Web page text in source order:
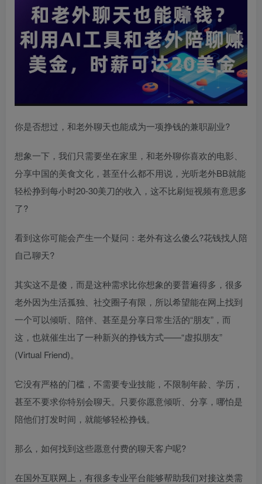
你是否想过，和老外聊天也能成为一项挣钱的兼职副业?
想象一下，我们只需要坐在家里，和老外聊你喜欢的电影、
分享中国的美食文化，甚至什么都不用说，光听老外BB就能
轻松挣到每小时20-30美刀的收入，这不比刷短视频有意思多
了?
看到这你可能会产生一个疑问：老外有这么傻么?花钱找人陪
自己聊天?
其实这不是傻，而是这种需求比你想象的要普遍得多，很多
老外因为生活孤独、社交圈子有限，所以希望能在网上找到
一个可以倾听、陪伴、甚至是分享日常生活的“朋友”，而
这，也就催生出了一种新兴的挣钱方式——“虚拟朋友”
(Virtual Friend)。
它没有严格的门槛，不需要专业技能，不限制年龄、学历，
甚至不要求你特别会聊天。只要你愿意倾听、分享，哪怕是
陪他们打发时间，就能够轻松挣钱。
那么，如何找到这些愿意付费的聊天客户呢?
在国外互联网上，有很多专业平台能够帮助我们对接这类需